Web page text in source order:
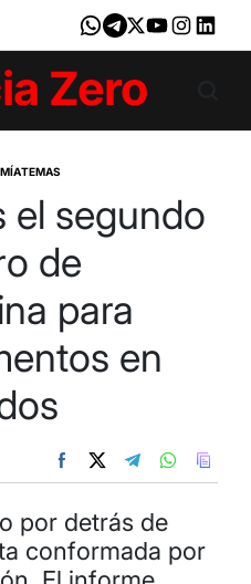
Whatsapp
Telegram
X YoutubeInstagram
TEMAS
el segundo
de
para
en
por detrás de
conformada por